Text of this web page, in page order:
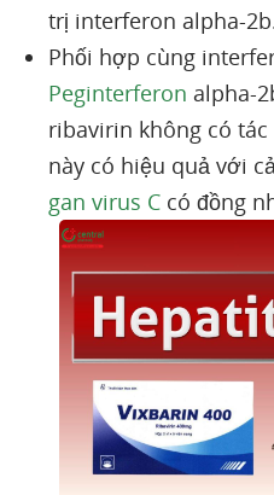
trị interferon alpha-
Phối hợp cùng
Peginterferon alpha-
ribavirin không có tác
này có hiệu quả với
gan virus C có đồng